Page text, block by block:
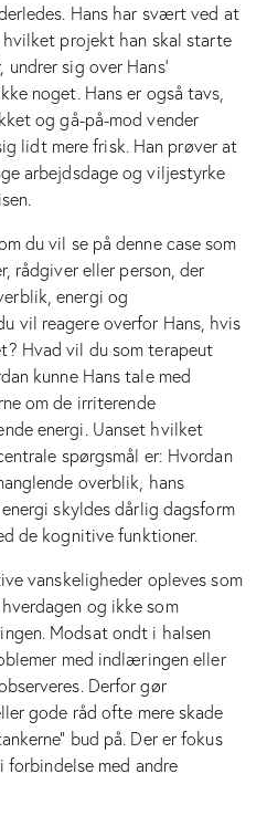
Hans har svært ved at
projekt han skal starte
sig over Hans’
noget. Hans er også tavs,
og gå-på-mod vender
lidt mere frisk. Han prøver at
arbejdsdage og viljestyrke
du vil se på denne case som
rådgiver eller person, der
energi og
vil reagere overfor Hans, hvis
Hvad vil du som terapeut
kunne Hans tale med
om de irriterende
energi. Uanset hvilket
spørgsmål er: Hvordan
overblik, hans
skyldes dårlig dagsform
de kognitive funktioner.
vanskeligheder opleves som
og ikke som
Modsat ondt i halsen
med indlæringen eller
Derfor gør
gode råd ofte mere skade
bud på. Der er fokus
med andre